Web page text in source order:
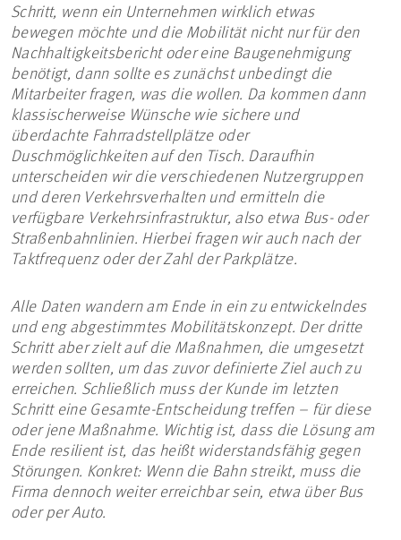
Schritt, wenn ein Unternehmen wirklich etwas
bewegen möchte und die Mobilität nicht nur für den
Nachhaltigkeitsbericht oder eine Baugenehmigung
benötigt, dann sollte es zunächst unbedingt die
Mitarbeiter fragen, was die wollen. Da kommen dann
klassischerweise Wünsche wie sichere und
überdachte Fahrradstellplätze oder
Duschmöglichkeiten auf den Tisch. Daraufhin
unterscheiden wir die verschiedenen Nutzergruppen
und deren Verkehrsverhalten und ermitteln die
verfügbare Verkehrsinfrastruktur, also etwa Bus- oder
Straßenbahnlinien. Hierbei fragen wir auch nach der
Taktfrequenz oder der Zahl der Parkplätze.
Alle Daten wandern am Ende in ein zu entwickelndes
und eng abgestimmtes Mobilitätskonzept. Der dritte
Schritt aber zielt auf die Maßnahmen, die umgesetzt
werden sollten, um das zuvor definierte Ziel auch zu
erreichen. Schließlich muss der Kunde im letzten
Schritt eine Gesamte-Entscheidung treffen – für diese
oder jene Maßnahme. Wichtig ist, dass die Lösung am
Ende resilient ist, das heißt widerstandsfähig gegen
Störungen. Konkret: Wenn die Bahn streikt, muss die
Firma dennoch weiter erreichbar sein, etwa über Bus
oder per Auto.